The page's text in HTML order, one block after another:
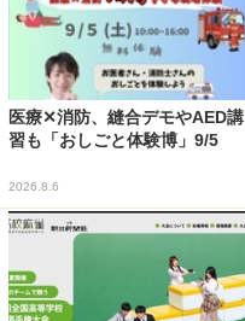
医療✕消防、縫合デモやAED講
習も「おしごと体験博」9/5
2026.8.6